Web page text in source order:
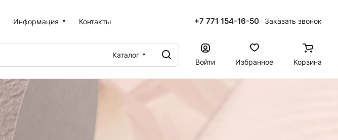
Информация Контакты +7 771 154-16-50 Заказать звонок
Каталог
Войти
Избранное Корзина